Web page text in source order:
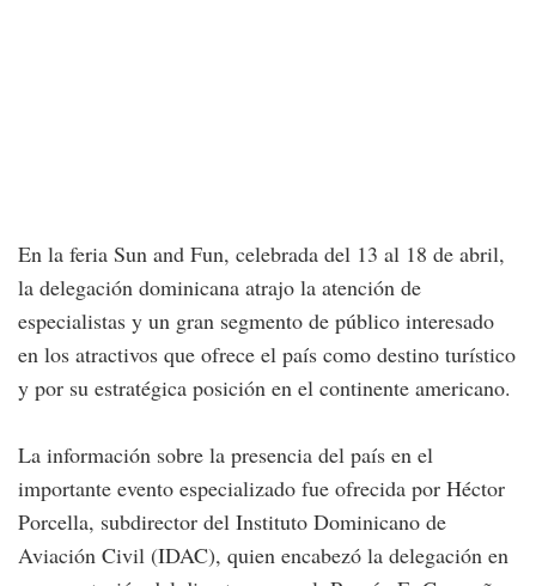
En la feria Sun and Fun, celebrada del 13 al 18 de abril,
la delegación dominicana atrajo la atención de
especialistas y un gran segmento de público interesado
en los atractivos que ofrece el país como destino turístico
y por su estratégica posición en el continente americano.
La información sobre la presencia del país en el
importante evento especializado fue ofrecida por Héctor
Porcella, subdirector del Instituto Dominicano de
Aviación Civil (IDAC), quien encabezó la delegación en